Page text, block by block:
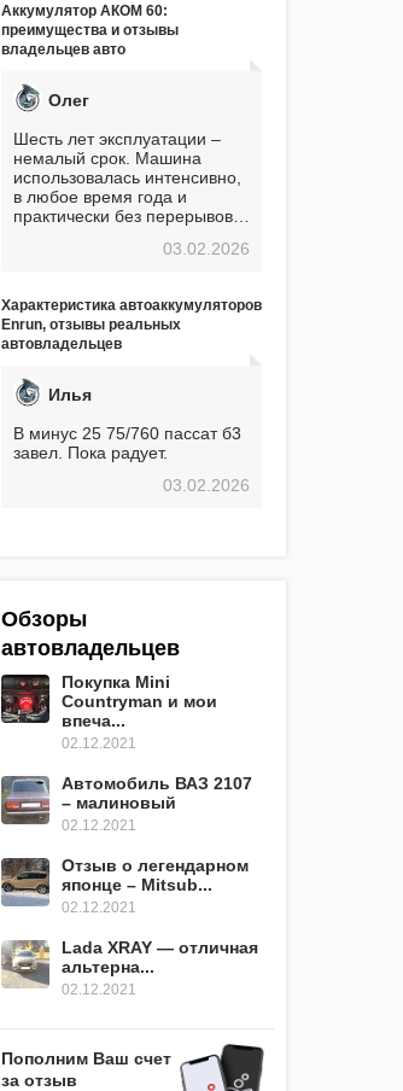
стоимость. Долго сомневался
перед приобретением, но в
итоге ни разу не пожалел.
вложение, избавляющее от
головной боли, связанной с
АКБ. Подтверждаю
Аккумулятор АКОМ 60:
преимущества и отзывы
владельцев авто
Олег
Шесть лет эксплуатации –
немалый срок. Машина
использовалась интенсивно,
в любое время года и
практически без перерывов.
экстремальные морозы,
прогревался, чтобы избежать
проблем. И тем не менее, за
весь период использования
связанной с аккумулятором.
Прекрасный аккумулятор!
Недавно установил новый
АКОМ + EFB 75. Судя по
характеристикам, он даже
превосходит предыдущую
03.02.2026
Характеристика автоаккумуляторов
Enrun, отзывы реальных
автовладельцев
Илья
В минус 25 75/760 пассат б3
завел. Пока радует.
03.02.2026
Обзоры
автовладельцев
Покупка Mini
Countryman и мои
впеча...
02.12.2021
Автомобиль ВАЗ 2107
– малиновый
02.12.2021
Отзыв о легендарном
японце – Mitsub...
02.12.2021
Lada XRAY — отличная
альтерна...
02.12.2021
Пополним Ваш счет
за отзыв